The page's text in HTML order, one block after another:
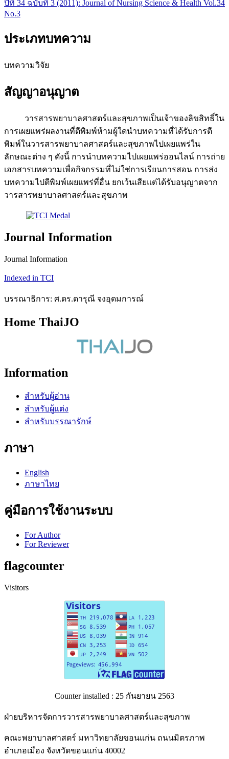
ปีที่ 34 ฉบับที่ 3 (2011): Journal of Nursing Science & Health Vol.34
No.3
ประเภทบทความ
บทความวิจัย
สัญญาอนุญาต
วารสารพยาบาลศาสตร์และสุขภาพเป็นเจ้าของลิขสิทธิ์ใน
การเผยแพร่ผลงานที่ตีพิมพ์ห้ามผู้ใดนำบทความที่ได้รับการตี
พิมพ์ในวารสารพยาบาลศาสตร์และสุขภาพไปเผยแพร่ใน
ลักษณะต่าง ๆ ดังนี้ การนำบทความไปเผยแพร่ออนไลน์ การถ่าย
เอกสารบทความเพื่อกิจกรรมที่ไม่ใช่การเรียนการสอน การส่ง
บทความไปตีพิมพ์เผยแพร่ที่อื่น ยกเว้นเสียแต่ได้รับอนุญาตจาก
วารสารพยาบาลศาสตร์และสุขภาพ
Journal Information
Journal Information
Indexed in TCI
บรรณาธิการ: ศ.ดร.ดารุณี จงอุดมการณ์
Home ThaiJO
Information
สำหรับผู้อ่าน
สำหรับผู้แต่ง
สำหรับบรรณารักษ์
ภาษา
English
ภาษาไทย
คู่มือการใช้งานระบบ
For Author
For Reviewer
flagcounter
Visitors
Counter installed : 25 กันยายน 2563
ฝ่ายบริหารจัดการวารสารพยาบาลศาสตร์และสุขภาพ
คณะพยาบาลศาสตร์ มหาวิทยาลัยขอนแก่น ถนนมิตรภาพ
อำเภอเมือง จังหวัดขอนแก่น 40002